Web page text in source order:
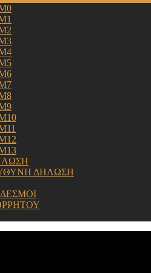
ΔΗΛΩΣΗ